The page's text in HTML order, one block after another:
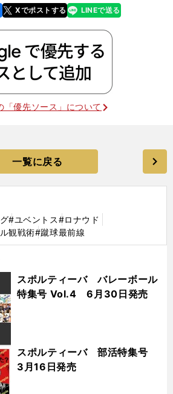
Xでポストする
line LINEで送る
「優先ソース」について
一覧に戻る
#ユベントス#ロナウド
観戦術#蹴球最前線
スポルティーバ バレーボール
特集号 Vol.4 6月30日発売
スポルティーバ 部活特集号
3月16日発売